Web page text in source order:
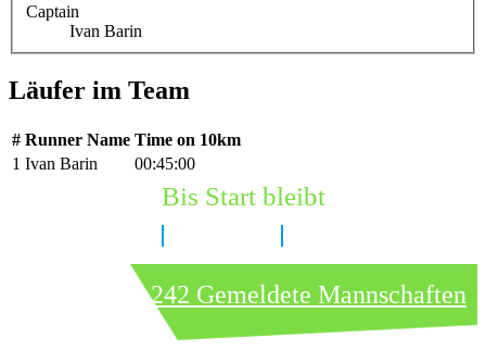
Captain
Ivan Barin
Läufer im Team
# Runner Name Time on 10km
1 Ivan Barin 00:45:00
Bis Start bleibt
242 Gemeldete Mannschaften